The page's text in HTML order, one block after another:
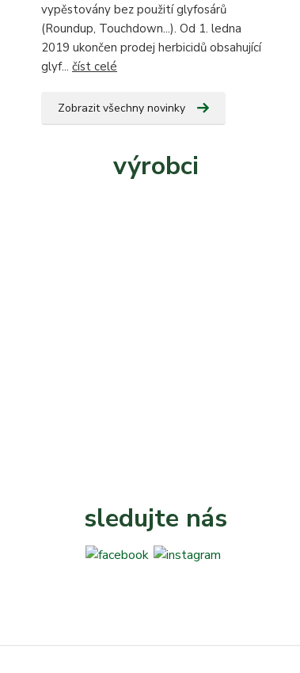
vypěstovány bez použití glyfosárů
(Roundup, Touchdown...). Od 1. ledna
2019 ukončen prodej herbicidů obsahující
glyf... číst celé
Zobrazit všechny novinky
výrobci
sledujte nás
-